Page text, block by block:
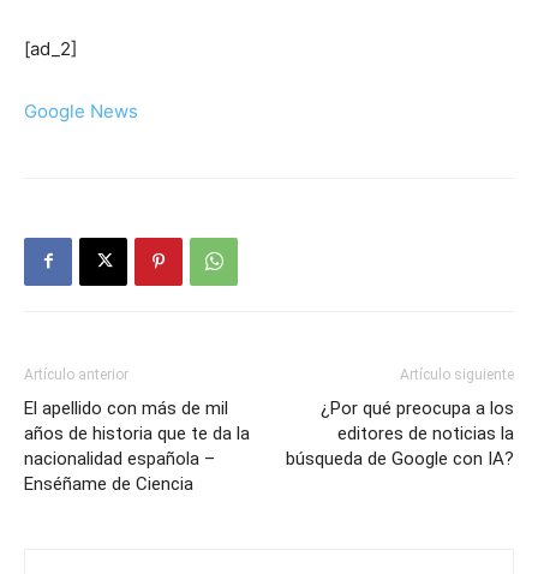
[ad_2]
Google News
Artículo anterior
El apellido con más de mil
años de historia que te da la
nacionalidad española –
Enséñame de Ciencia
Artículo siguiente
¿Por qué preocupa a los
editores de noticias la
búsqueda de Google con IA?